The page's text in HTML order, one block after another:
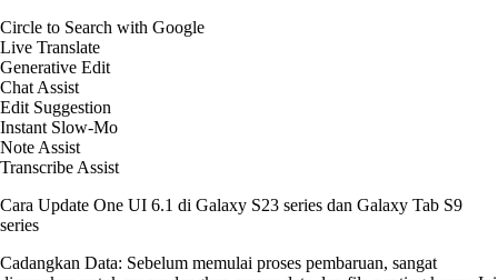
Circle to Search with Google
Live Translate
Generative Edit
Chat Assist
Edit Suggestion
Instant Slow-Mo
Note Assist
Transcribe Assist
Cara Update One UI 6.1 di Galaxy S23 series dan Galaxy Tab S9
series
Cadangkan Data: Sebelum memulai proses pembaruan, sangat